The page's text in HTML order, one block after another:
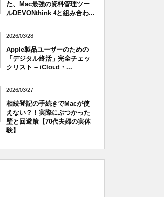
た、Mac最強の資料管理ツー
ルDEVONthink 4と組み合わ...
2026/03/28
Apple製品ユーザーのための
「デジタル終活」完全チェッ
クリスト – iCloud・...
2026/03/27
相続登記の手続きでMacが使
えない？！実際にぶつかった
壁と回避策【70代夫婦の実体
験】